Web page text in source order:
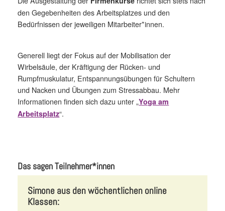
den Gegebenheiten des Arbeitsplatzes und den
Bedürfnissen der jeweiligen Mitarbeiter*innen.
Generell liegt der Fokus auf der Mobilisation der
Wirbelsäule, der Kräftigung der Rücken- und
Rumpfmuskulatur, Entspannungsübungen für Schultern
und Nacken und Übungen zum Stressabbau. Mehr
Informationen finden sich dazu unter „Yoga am
Arbeitsplatz“.
Das sagen Teilnehmer*innen
Simone aus den wöchentlichen online
Klassen: